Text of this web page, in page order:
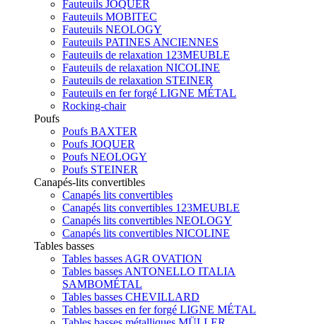
Fauteuils JOQUER
Fauteuils MOBITEC
Fauteuils NEOLOGY
Fauteuils PATINES ANCIENNES
Fauteuils de relaxation 123MEUBLE
Fauteuils de relaxation NICOLINE
Fauteuils de relaxation STEINER
Fauteuils en fer forgé LIGNE MÉTAL
Rocking-chair
Poufs
Poufs BAXTER
Poufs JOQUER
Poufs NEOLOGY
Poufs STEINER
Canapés-lits convertibles
Canapés lits convertibles
Canapés lits convertibles 123MEUBLE
Canapés lits convertibles NEOLOGY
Canapés lits convertibles NICOLINE
Tables basses
Tables basses AGR OVATION
Tables basses ANTONELLO ITALIA
SAMBOMÉTAL
Tables basses CHEVILLARD
Tables basses en fer forgé LIGNE MÉTAL